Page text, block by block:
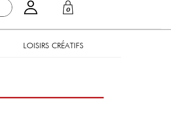
0
LOISIRS CRÉATIFS